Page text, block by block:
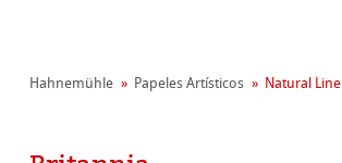
Hahnemühle Papeles Artísticos Natural Line